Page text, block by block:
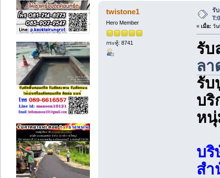
(อ่าน 6302 ครั้ง)
twistone1
Hero Member
กระทู้: 8741
รั
« เมื่อ: วัน
รับ
ลา
รับ
บริ
ห
บริ
สำ